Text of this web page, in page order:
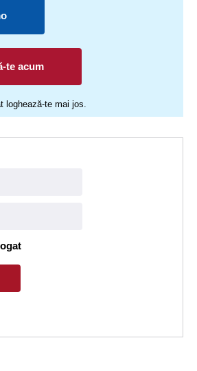
te acum
loghează-te mai jos.